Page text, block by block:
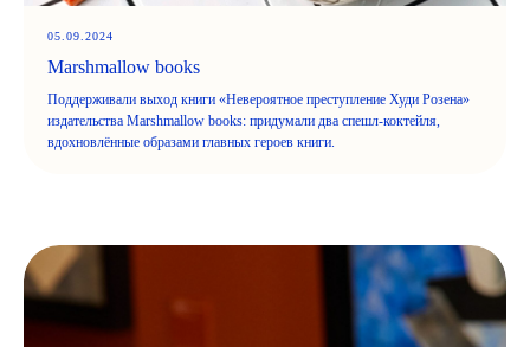
05.09.2024
Marshmallow books
Поддерживали выход книги «Невероятное преступление Худи Розена»
издательства Marshmallow books: придумали два спешл-коктейля,
вдохновлённые образами главных героев книги.